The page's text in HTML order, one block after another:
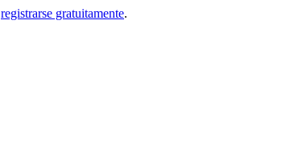
registrarse gratuitamente.